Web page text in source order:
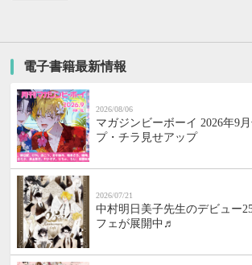
電子書籍最新情報
2026/08/06
マガジンビーボーイ 2026年9
プ・チラ見せアップ
2026/07/21
中村明日美子先生のデビュー
フェが展開中♬